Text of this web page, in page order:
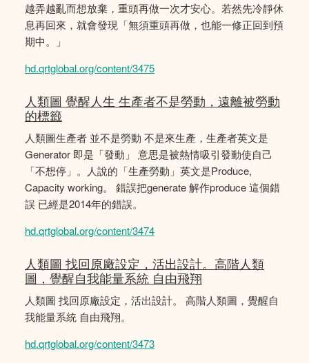
越弄越亂而想放棄，重頭再做一次才安心。若然先冷靜休
息再回來，就會發現「無須重頭再做，也能一修正回到預
期中。」
hd.qrtglobal.org/content/3475
人類圖 覺醒人生 生產者不是勞動，遠離被勞動
的標籤
人類圖生產者 並不是勞動 不是來生產，生產者英文是
Generator 即是「發動」 意思是被熱情吸引發動使自己
「不想停」。人說的「生產勞動」英文是Produce,
Capacity working。 錯誤把generate 解作produce 這個錯
誤 已經是2014年的錯誤。
hd.qrtglobal.org/content/3474
人類圖 找回原廠設定，活出設計。高階人類
圖，覺醒自我能量系統 自由飛翔
人類圖 找回原廠設定，活出設計。 高階人類圖，覺醒自
我能量系統 自由飛翔。
hd.qrtglobal.org/content/3473